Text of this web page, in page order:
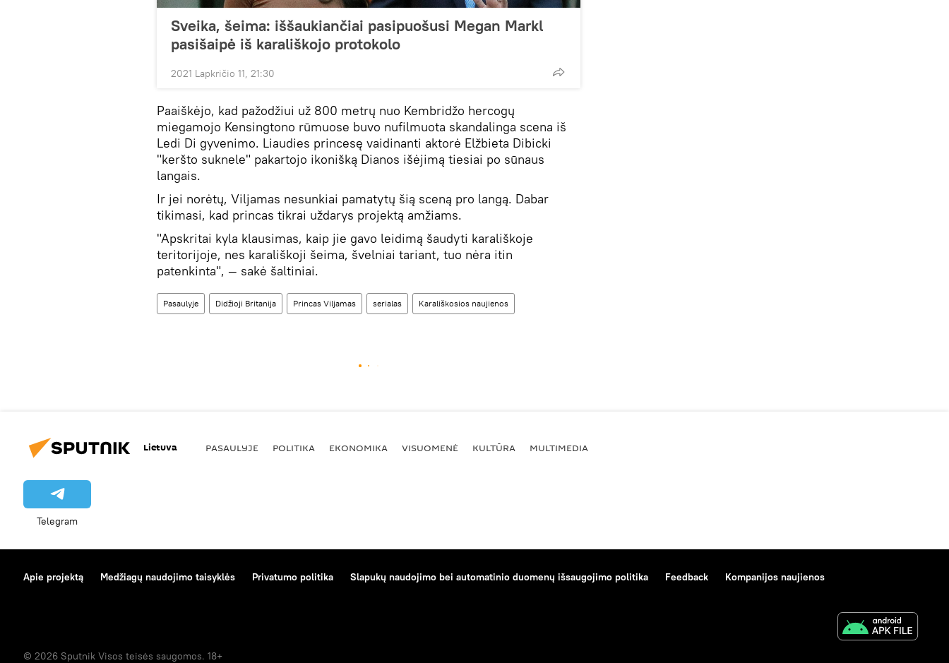
Sveika, šeima: iššaukiančiai pasipuošusi Megan Markl
pasišaipė iš karališkojo protokolo
2021 Lapkričio 11, 21:30
Paaiškėjo, kad pažodžiui už 800 metrų nuo Kembridžo hercogų
miegamojo Kensingtono rūmuose buvo nufilmuota skandalinga scena iš
Ledi Di gyvenimo. Liaudies princesę vaidinanti aktorė Elžbieta Dibicki
"keršto suknele" pakartojo ikonišką Dianos išėjimą tiesiai po sūnaus
langais.
Ir jei norėtų, Viljamas nesunkiai pamatytų šią sceną pro langą. Dabar
tikimasi, kad princas tikrai uždarys projektą amžiams.
"Apskritai kyla klausimas, kaip jie gavo leidimą šaudyti karališkoje
teritorijoje, nes karališkoji šeima, švelniai tariant, tuo nėra itin
patenkinta", — sakė šaltiniai.
Pasaulyje Didžioji Britanija Princas Viljamas serialas Karališkosios naujienos
Lietuva PASAULYJE POLITIKA EKONOMIKA VISUOMENĖ KULTŪRA MULTIMEDIA
Telegram
Apie projektą Medžiagų naudojimo taisyklės Privatumo politika Slapukų naudojimo bei automatinio duomenų išsaugojimo politika Feedback Kompanijos naujienos
© 2026 Sputnik Visos teisės saugomos. 18+